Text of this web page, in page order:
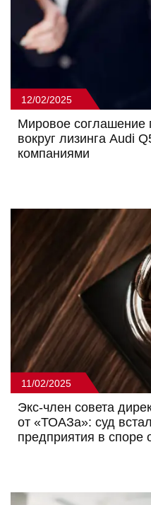
12/02/2025
Мировое соглашение
вокруг лизинга Audi
компаниями
11/02/2025
Экс-член совета
от «ТОАЗа»: суд
предприятия в споре